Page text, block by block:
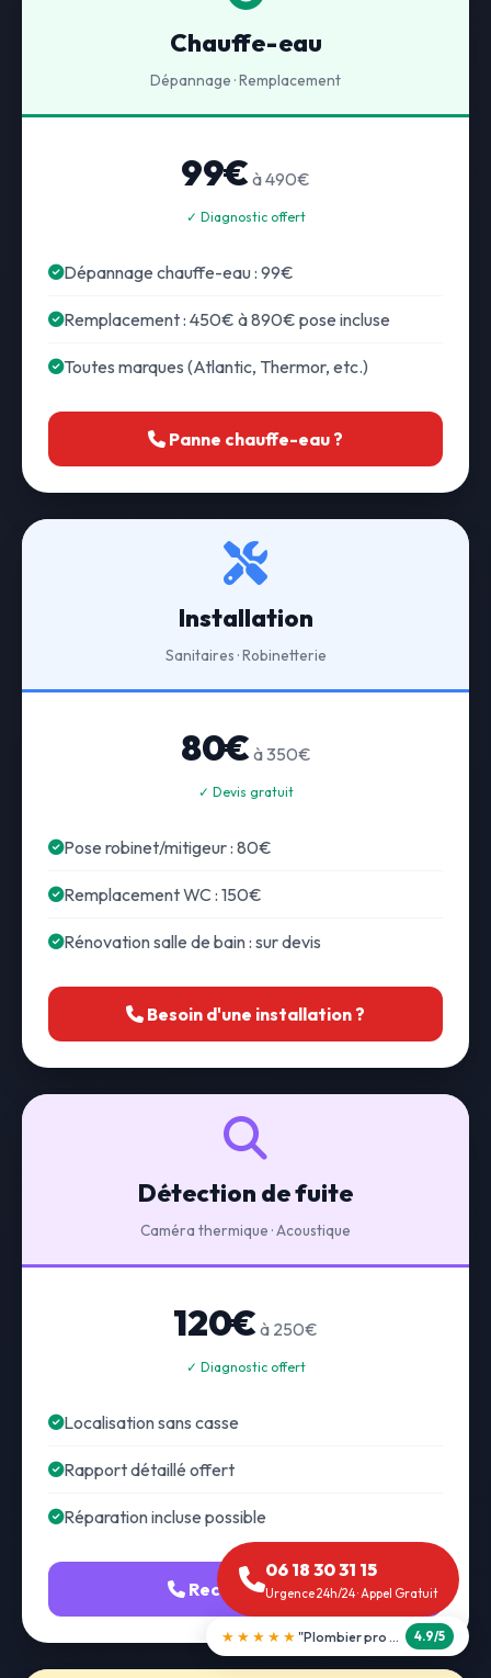
Chauffe-eau
Dépannage · Remplacement
99€ à 490€
✓ Diagnostic offert
Dépannage chauffe-eau : 99€
Remplacement : 450€ à 890€ pose incluse
Toutes marques (Atlantic, Thermor, etc.)
Panne chauffe-eau ?
Installation
Sanitaires · Robinetterie
80€ à 350€
✓ Devis gratuit
Pose robinet/mitigeur : 80€
Remplacement WC : 150€
Rénovation salle de bain : sur devis
Besoin d'une installation ?
Détection de fuite
Caméra thermique · Acoustique
120€ à 250€
✓ Diagnostic offert
Localisation sans casse
Rapport détaillé offert
Réparation incluse possible
Recherche fuite
06 18 30 31 15
Urgence 24h/24 · Appel Gratuit
★★★★★ "Débouchage WC en 30 min" 5.0/5